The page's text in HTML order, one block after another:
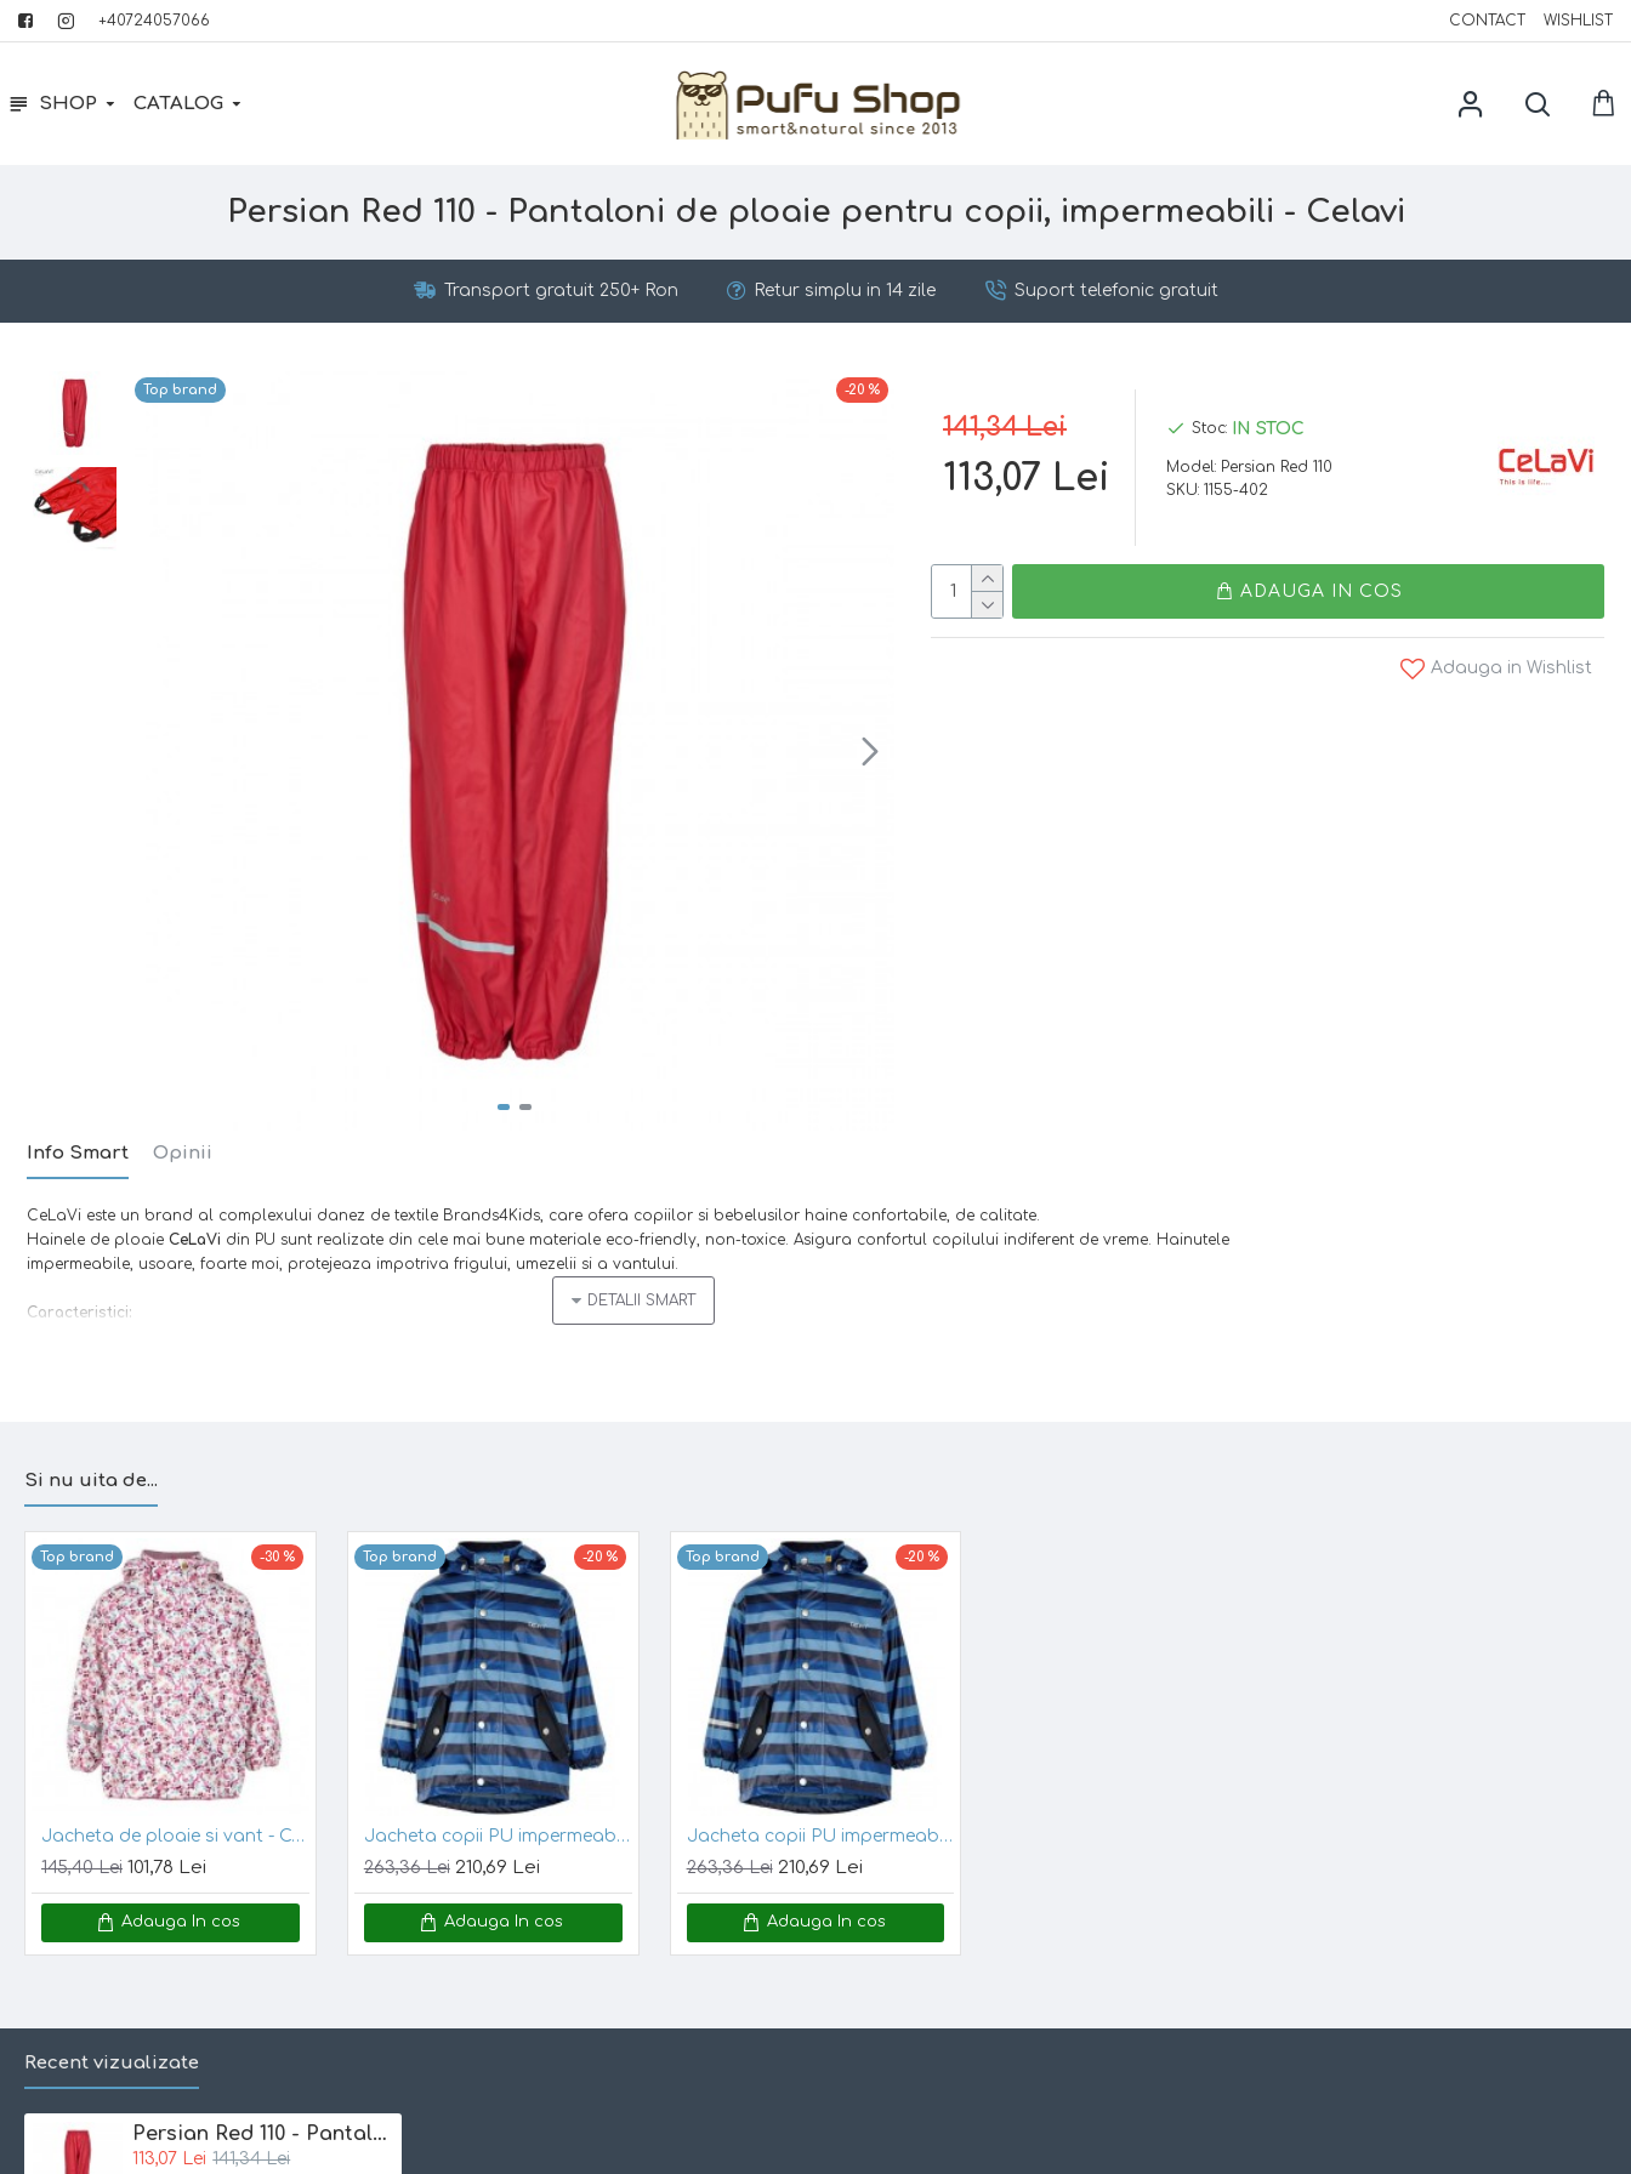
+40724057066 CONTACT WISHLIST
SHOP CATALOG
Persian Red 110 - Pantaloni de ploaie pentru copii, impermeabili - Celavi
Transport gratuit 250+ Ron Retur simplu in 14 zile Suport telefonic gratuit
Top brand -20 %
141,34 Lei
113,07 Lei
Stoc: IN STOC
Model: Persian Red 110
SKU: 1155-402
ADAUGA IN COS
Adauga in Wishlist
Info Smart Opinii
CeLaVi este un brand al complexului danez de textile Brands4Kids, care ofera copiilor si bebelusilor haine confortabile, de calitate.
Hainele de ploaie CeLaVi din PU sunt realizate din cele mai bune materiale eco-friendly, non-toxice. Asigura confortul copilului indiferent de vreme. Hainutele
impermeabile, usoare, foarte moi, protejeaza impotriva frigului, umezelii si a vantului.
Caracteristici:
Salopeta cu talie inalta, pentru o protectie eficienta impotriva apei, vantului si a frigului
Talie reglabila cu capse
Excelenti pentru joaca in apa, noroi
Cusaturi etansate termic, pentru a asigura impermeabilitatea
Rezistenta mare la apa (testat la o coloana de apa de 5000 mm), certificat de institutul danez de cercetare
Materialul nu contine chimicale daunatoare, in conformitate cu reglementarile chimice REACH (PVC, nickel, Azo, substante ignifuge, etc)
Pantalonul are elastic reglator la picioare, pentru a fi prins peste incaltari
Croiala foarte generoasa si confortabila
Se spala la masina la 40 grade si nu se calca
Jacheta asortata disponibila
Material: 38% polyurethane, 62% polyester
Marime:RECOMANDĂM o marime mai mica decat cea pe care o poarta copilul dumneavoastra in mod obisnuit!​
Si nu uita de...
Top brand -30 %
Jacheta de ploaie si vant - CeLaVi - Chateau Rose with Flowers 70
145,40 Lei 101,78 Lei
Adauga In cos
Top brand -20 %
Jacheta copii PU impermeabila, cu interior de bumbac, pentru ploaie si vant - CeLaVi - Jersey Stripes 90
263,36 Lei 210,69 Lei
Adauga In cos
Top brand -20 %
Jacheta copii PU impermeabila, cu interior de bumbac, pentru ploaie si vant - CeLaVi - Jersey Stripes 110
263,36 Lei 210,69 Lei
Adauga In cos
Recent vizualizate
Persian Red 110 - Pantaloni de ploaie pentru copii, impermeabili - Celavi
113,07 Lei 141,34 Lei